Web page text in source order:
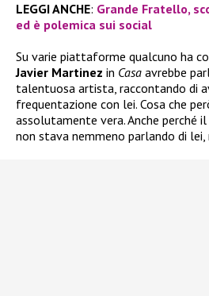
LEGGI ANCHE: Grande Fratello,
ed è polemica sui social
Su varie piattaforme qualcuno ha
Javier Martinez in Casa avrebbe
talentuosa artista, raccontando di
frequentazione con lei. Cosa che
assolutamente vera. Anche perché
non stava nemmeno parlando di lei,